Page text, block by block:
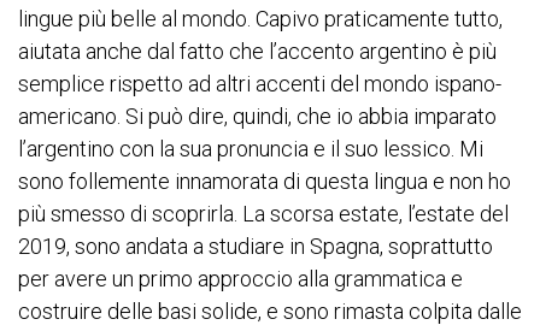
lingue più belle al mondo. Capivo praticamente tutto,
aiutata anche dal fatto che l’accento argentino è più
semplice rispetto ad altri accenti del mondo ispano-
americano. Si può dire, quindi, che io abbia imparato
l’argentino con la sua pronuncia e il suo lessico. Mi
sono follemente innamorata di questa lingua e non ho
più smesso di scoprirla. La scorsa estate, l’estate del
2019, sono andata a studiare in Spagna, soprattutto
per avere un primo approccio alla grammatica e
costruire delle basi solide, e sono rimasta colpita dalle